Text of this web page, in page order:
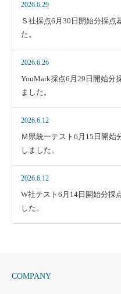
2026.6.29
Ｓ社採点6月30日開始分採点
た。
2026.6.26
YouMark採点6月29日開始分
ました。
2026.6.12
Ｍ県統一テスト6月15日開始
しました。
2026.6.12
W社テスト6月14日開始分採
した。
COMPANY